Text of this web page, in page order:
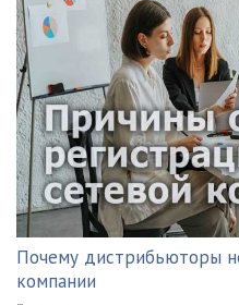
Почему дистрибьюторы
компании